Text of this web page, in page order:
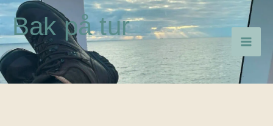
Gå
til
indholdet
Bak på tur